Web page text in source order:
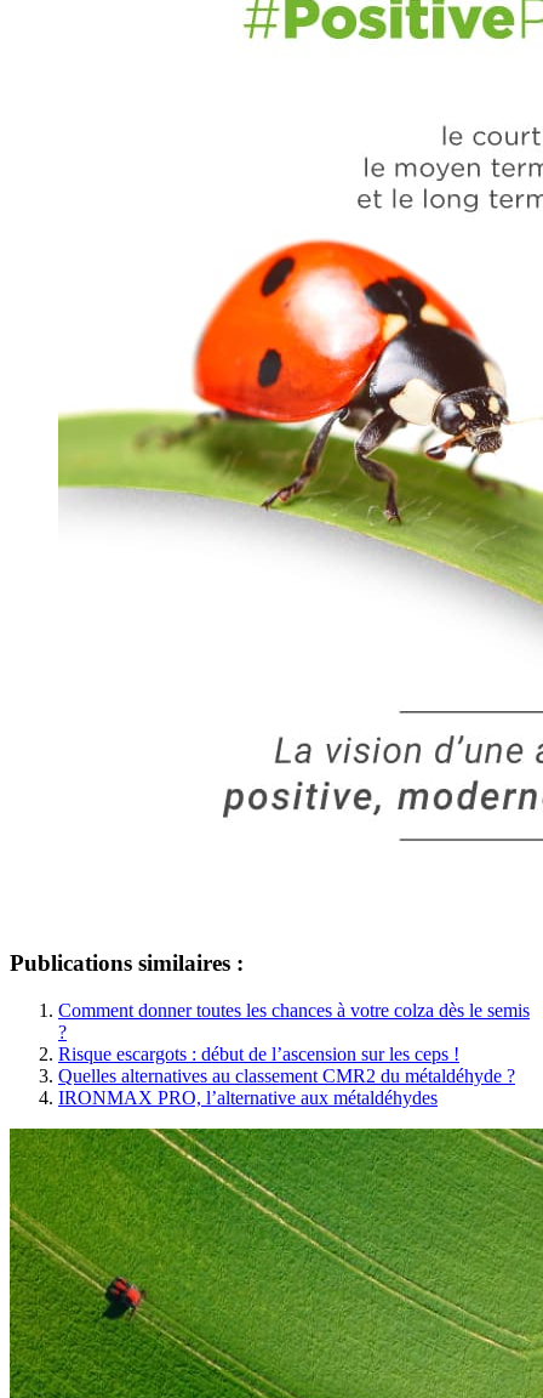
Publications similaires :
Comment donner toutes les chances à votre colza dès le semis
?
Risque escargots : début de l’ascension sur les ceps !
Quelles alternatives au classement CMR2 du métaldéhyde ?
IRONMAX PRO, l’alternative aux métaldéhydes